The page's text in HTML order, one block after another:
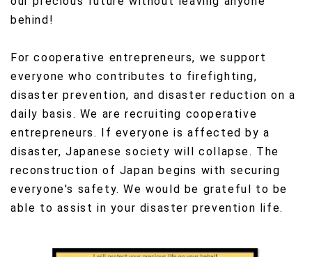
behind!
For cooperative entrepreneurs, we support
everyone who contributes to firefighting,
disaster prevention, and disaster reduction on a
daily basis. We are recruiting cooperative
entrepreneurs. If everyone is affected by a
disaster, Japanese society will collapse. The
reconstruction of Japan begins with securing
everyone's safety. We would be grateful to be
able to assist in your disaster prevention life.